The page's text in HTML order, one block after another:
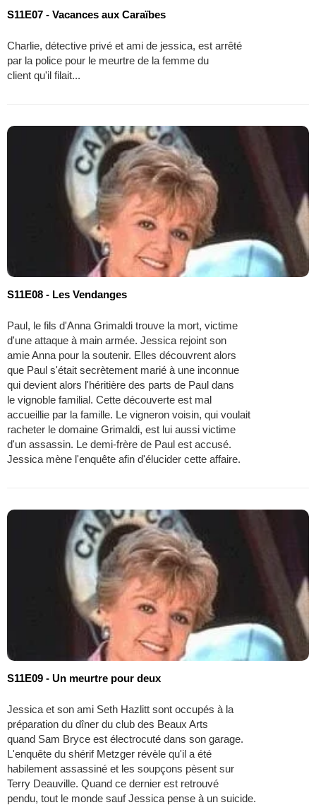
S11E07 - Vacances aux Caraïbes
Charlie, détective privé et ami de jessica, est arrêté
par la police pour le meurtre de la femme du
client qu'il filait...
S11E08 - Les Vendanges
Paul, le fils d'Anna Grimaldi trouve la mort, victime
d'une attaque à main armée. Jessica rejoint son
amie Anna pour la soutenir. Elles découvrent alors
que Paul s'était secrètement marié à une inconnue
qui devient alors l'héritière des parts de Paul dans
le vignoble familial. Cette découverte est mal
accueillie par la famille. Le vigneron voisin, qui voulait
racheter le domaine Grimaldi, est lui aussi victime
d'un assassin. Le demi-frère de Paul est accusé.
Jessica mène l'enquête afin d'élucider cette affaire.
S11E09 - Un meurtre pour deux
Jessica et son ami Seth Hazlitt sont occupés à la
préparation du dîner du club des Beaux Arts
quand Sam Bryce est électrocuté dans son garage.
L'enquête du shérif Metzger révèle qu'il a été
habilement assassiné et les soupçons pèsent sur
Terry Deauville. Quand ce dernier est retrouvé
pendu, tout le monde sauf Jessica pense à un suicide.